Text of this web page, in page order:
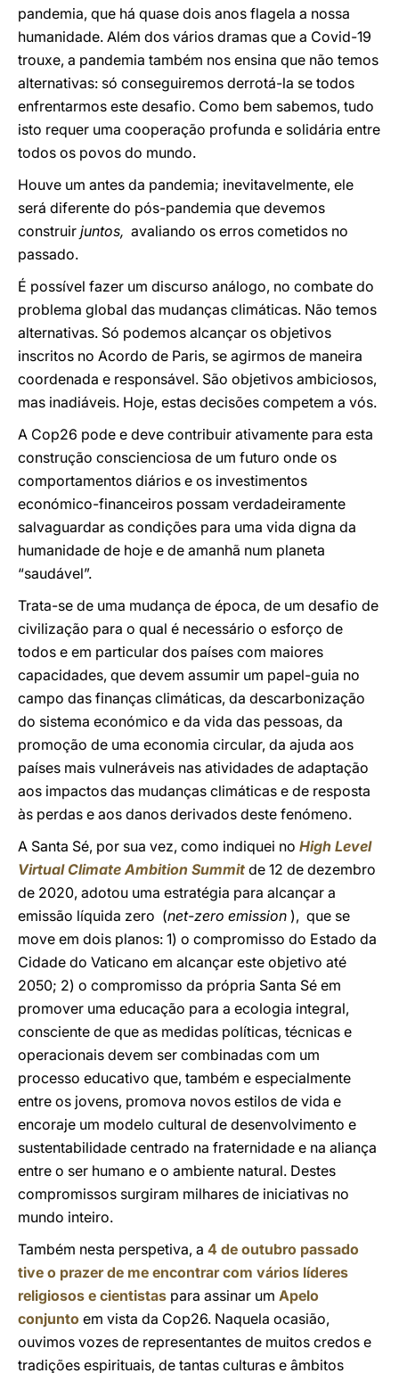
pandemia, que há quase dois anos flagela a nossa
humanidade. Além dos vários dramas que a Covid-19
trouxe, a pandemia também nos ensina que não temos
alternativas: só conseguiremos derrotá-la se todos
enfrentarmos este desafio. Como bem sabemos, tudo
isto requer uma cooperação profunda e solidária entre
todos os povos do mundo.
Houve um antes da pandemia; inevitavelmente, ele
será diferente do pós-pandemia que devemos
construir juntos, avaliando os erros cometidos no
passado.
É possível fazer um discurso análogo, no combate do
problema global das mudanças climáticas. Não temos
alternativas. Só podemos alcançar os objetivos
inscritos no Acordo de Paris, se agirmos de maneira
coordenada e responsável. São objetivos ambiciosos,
mas inadiáveis. Hoje, estas decisões competem a vós.
A Cop26 pode e deve contribuir ativamente para esta
construção conscienciosa de um futuro onde os
comportamentos diários e os investimentos
económico-financeiros possam verdadeiramente
salvaguardar as condições para uma vida digna da
humanidade de hoje e de amanhã num planeta
“saudável”.
Trata-se de uma mudança de época, de um desafio de
civilização para o qual é necessário o esforço de
todos e em particular dos países com maiores
capacidades, que devem assumir um papel-guia no
campo das finanças climáticas, da descarbonização
do sistema económico e da vida das pessoas, da
promoção de uma economia circular, da ajuda aos
países mais vulneráveis nas atividades de adaptação
aos impactos das mudanças climáticas e de resposta
às perdas e aos danos derivados deste fenómeno.
A Santa Sé, por sua vez, como indiquei no High Level
Virtual Climate Ambition Summit de 12 de dezembro
de 2020, adotou uma estratégia para alcançar a
emissão líquida zero (net-zero emission ), que se
move em dois planos: 1) o compromisso do Estado da
Cidade do Vaticano em alcançar este objetivo até
2050; 2) o compromisso da própria Santa Sé em
promover uma educação para a ecologia integral,
consciente de que as medidas políticas, técnicas e
operacionais devem ser combinadas com um
processo educativo que, também e especialmente
entre os jovens, promova novos estilos de vida e
encoraje um modelo cultural de desenvolvimento e
sustentabilidade centrado na fraternidade e na aliança
entre o ser humano e o ambiente natural. Destes
compromissos surgiram milhares de iniciativas no
mundo inteiro.
Também nesta perspetiva, a 4 de outubro passado
tive o prazer de me encontrar com vários líderes
religiosos e cientistas para assinar um Apelo
conjunto em vista da Cop26. Naquela ocasião,
ouvimos vozes de representantes de muitos credos e
tradições espirituais, de tantas culturas e âmbitos